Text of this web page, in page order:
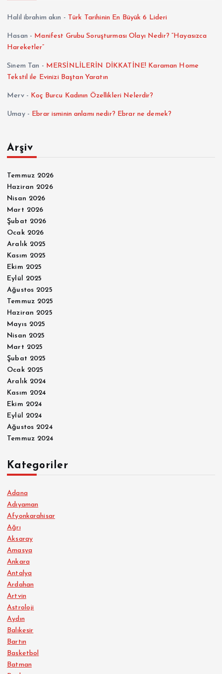
Halil ibrahim akın - Türk Tarihinin En Büyük 6 Lideri
Hasan - Manifest Grubu Soruşturması Olayı Nedir? “Hayasızca
Hareketler”
Sinem Tan - MERSİNLİLERİN DİKKATİNE! Karaman Home
Tekstil ile Evinizi Baştan Yaratın
Merv- Koç Burcu Kadının Özellikleri Nelerdir?
Umay- Ebrar isminin anlamı nedir? Ebrar ne demek?
Arşiv
Temmuz 2026
Haziran 2026
Nisan 2026
Mart 2026
Şubat 2026
Ocak 2026
Aralık 2025
Kasım 2025
Ekim 2025
Eylül 2025
Ağustos 2025
Temmuz 2025
Haziran 2025
Mayıs 2025
Nisan 2025
Mart 2025
Şubat 2025
Ocak 2025
Aralık 2024
Kasım 2024
Ekim 2024
Eylül 2024
Ağustos 2024
Temmuz 2024
Kategoriler
Adana
Adıyaman
Afyonkarahisar
Ağrı
Aksaray
Amasya
Ankara
Antalya
Ardahan
Artvin
Astroloji
Aydın
Balıkesir
Bartın
Basketbol
Batman